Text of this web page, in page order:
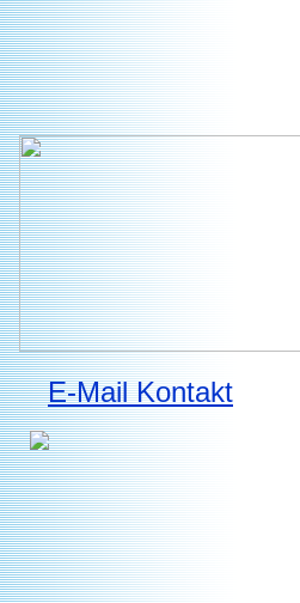
E-Mail Kontakt